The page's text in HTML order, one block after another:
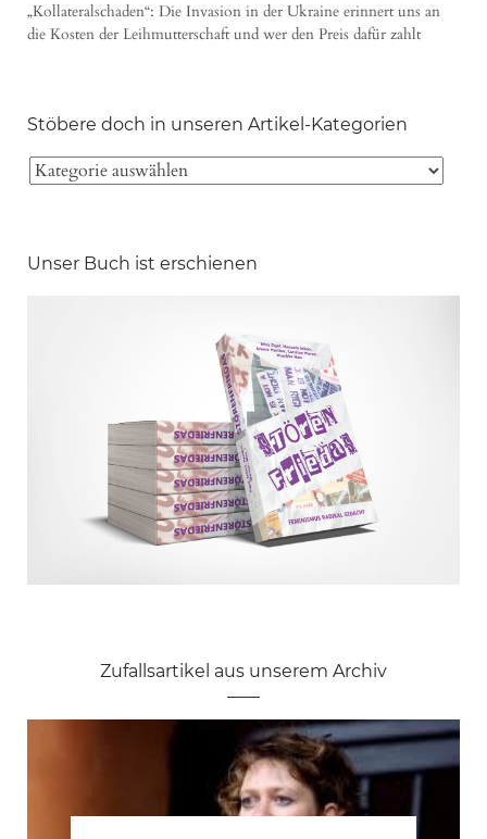
„Kollateralschaden“: Die Invasion in der Ukraine erinnert uns an
die Kosten der Leihmutterschaft und wer den Preis dafür zahlt
Stöbere doch in unseren Artikel-Kategorien
Unser Buch ist erschienen
Zufallsartikel aus unserem Archiv
Frauen aus Till Lindemanns Porno-
Musikvideo erhalten Todes- und
Vergewaltigungsdrohungen